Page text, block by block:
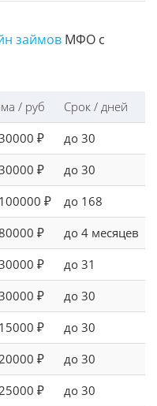
займов МФО с
/ руб Срок / дней
₽ до 30
₽ до 30
₽ до 168
₽ до 4 месяцев
₽ до 31
₽ до 30
₽ до 30
₽ до 30
₽ до 30